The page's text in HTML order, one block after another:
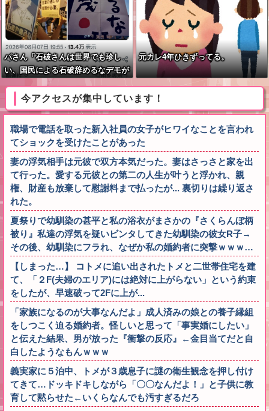
パさん「石破さんは世界でも珍し
い、国民による石破辞めるなデモが
自然発生した総理大臣です」
元カレ4年ひきずってる。
今アクセスが集中しています！
職場で電話を取った新入社員の女子がヒワイなことを言われ
てショックを受けたことがあった
妻の浮気相手は元彼で双方本気だった。妻はさっさと家を出
て行った。愛する元彼との第二の人生が叶うと浮かれ、親
権、財産も放棄して慰謝料まで払ったが... 裏切りは繰り返さ
れた。
夏祭りで幼馴染の甚平と私の浴衣がまさかの『さくらんぼ柄
被り』私達の浮気を疑いビンタしてきた幼馴染の彼女R子→
その後、幼馴染にフラれ、なぜか私の婚約者に突撃ｗｗｗ…
【しまった…】 コトメに追い出されたトメと二世帯住宅を建
て、「２F(夫婦のエリア)には絶対に上がらない」という約束
をしたが、早速破って2Fに上が...
「家族になるのが大事なんだよ」成人済みの娘との養子縁組
をしつこく迫る婚約者。怪しいと思って「事実婚にしたい」
と伝えた結果、男が放った『衝撃の反応』←金目当てだと自
白したようなもんｗｗｗ
義実家に５泊中、トメが３歳息子に謎の衛生観念を押し付け
てきて…ドッキドキしながら「〇〇なんだよ！」と子供に教
育して黙らせた←いくらなんでも汚すぎるだろ